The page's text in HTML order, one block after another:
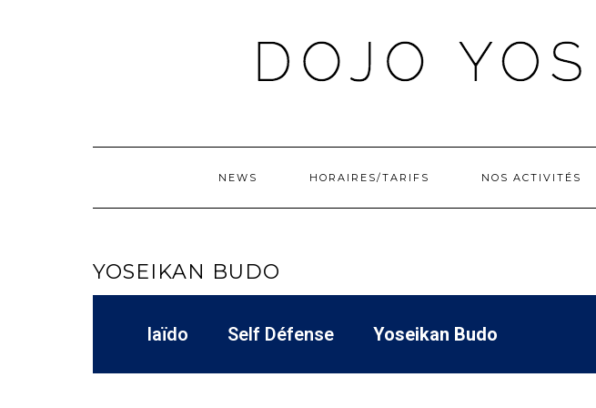
NEWS HORAIRES/TARIFS NOS ACTIVITÉS
YOSEIKAN BUDO
Iaïdo Self Défense Yoseikan Budo